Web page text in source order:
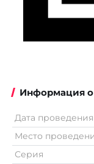
Информация о
Дата проведения
Место
Серия